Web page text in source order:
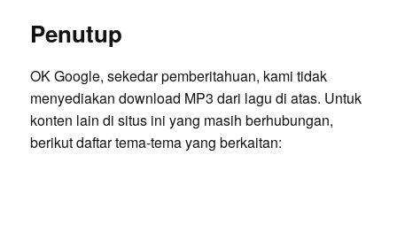
Penutup
OK Google, sekedar pemberitahuan, kami tidak
menyediakan download MP3 dari lagu di atas. Untuk
konten lain di situs ini yang masih berhubungan,
berikut daftar tema-tema yang berkaitan: